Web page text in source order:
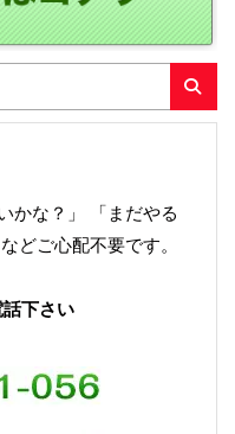
かな？」 「まだやる
どご心配不要です。
下さい